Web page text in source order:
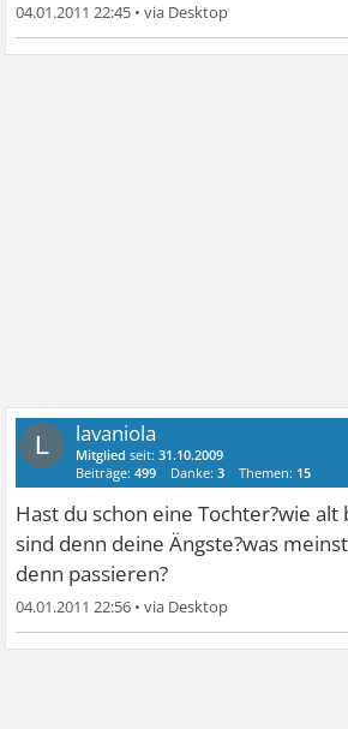
04.01.2011 22:45 •
L lavaniola
Mitglied seit:31.10.2009
Beiträge:499 Danke:3 Themen: 15
Hast du schon eine Tochter?wie alt
sind denn deine Ängste?was
denn passieren?
04.01.2011 22:56 •